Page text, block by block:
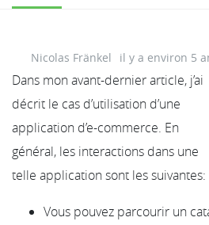
Nicolas Fränkel il y a environ 5
Dans mon avant-dernier article, j’ai
décrit le cas d’utilisation d’une
application d’e-commerce. En
général, les interactions dans une
telle application sont les suivantes:
Vous pouvez parcourir un